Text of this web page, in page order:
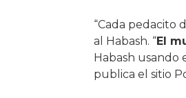
“Cada pedacito
al Habash. “El
Habash usando
publica el sitio